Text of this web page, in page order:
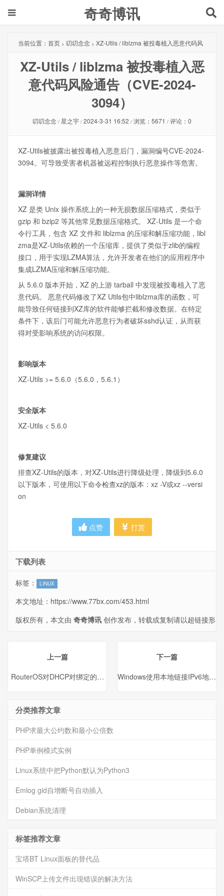
奇奇博讯
当前位置： 首页 > 叨叨念念 > XZ-Utils / liblzma 被投毒植入恶意代码风
险通告（CVE-2024-3094）
XZ-Utils / liblzma 被投毒植入恶
意代码风险通告（CVE-2024-
3094）
叨叨念念 / 星之宇 / 2024-3-31 16:52 / 浏览：5671 / 评论：0
XZ-Utils被披露出被投毒植入恶意后门，漏洞编号CVE-2024-
3094。可导致受害者机器被远程控制执行恶意操作等危害。
漏洞详情
XZ 是类 Unix 操作系统上的一种无损数据压缩格式，类似于
gzip 和 bzip2 等其他常见数据压缩格式。 XZ-Utils 是一个命
令行工具，包含 XZ 文件和 liblzma 的压缩和解压缩功能，libl
zma是XZ-Utils依赖的一个压缩库，提供了类似于zlib的编程
接口，用于实现LZMA算法，允许开发者在他们的应用程序中
集成LZMA压缩和解压缩功能。
从 5.6.0 版本开始，XZ 的上游 tarball 中发现被投毒植入了恶
意代码。 恶意代码修改了XZ Utils包中liblzma库的函数，可
能导致任何链接到XZ库的软件能够拦截和修改数据。在特定
条件下，该后门可能允许恶意行为者破坏sshd认证，从而获
得对受影响系统的访问权限。
影响版本
XZ-Utils >= 5.6.0（5.6.0，5.6.1）
安全版本
XZ-Utils < 5.6.0
修复建议
排查XZ-Utils的版本，对XZ-Utils进行降级处理，降级到5.6.0
以下版本，可使用以下命令检查xz的版本：xz -V或xz --versi
on
点赞 打赏
下载列表
标签： LINUX
本文地址： https://www.77bx.com/453.html
版权所有，本文由 奇奇博讯 创作发布，转载或复制请以超链接形
上一篇
RouterOS对DHCP对绑定的静态IP进行网关和DNS自定义
下一篇
Windows使用本地链接IPv6地址
分类推荐文章
PHP求最大公约数和最小公倍数
PHP单例模式实例
Linux系统中把Python默认为Python3
Emlog gid自增断号自动插入
Debian系统清理
标签推荐文章
宝塔BT Linux面板的替代品
WinSCP上传文件出现错误的解决方法